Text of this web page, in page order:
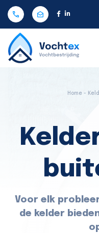
Home -
Voor elk
de kelder